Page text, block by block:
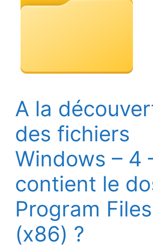
A la
des fichiers
Windows – 4
contient le
Program Files
(x86) ?